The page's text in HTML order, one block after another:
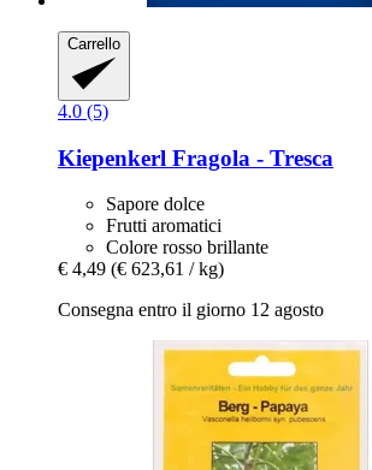
Carrello
4.0 (5)
Kiepenkerl Fragola -​ Tresca
Sapore dolce
Frutti aromatici
Colore rosso brillante
€ 4,49 (€ 623,61 / kg)
Consegna entro il giorno 12 agosto